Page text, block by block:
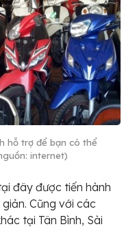
hỗ trợ để bạn có thể
internet)
đây được tiến hành
Cũng với các
tại Tân Bình, Sài